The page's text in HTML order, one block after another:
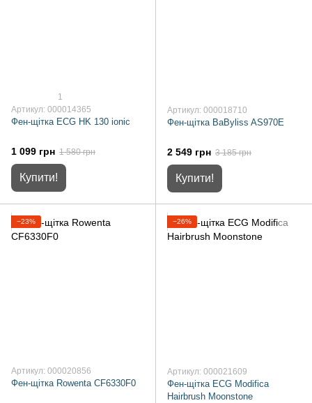
1
Артикул: 000014365
Фен-щітка ECG HK 130 ionic
1 099 грн 1 580 грн
Купити!
Артикул: 000018710
Фен-щітка BaByliss AS970E
2 549 грн 3 185 грн
Купити!
−23%
Артикул: 000020856
Фен-щітка Rowenta CF6330F0
−26%
Артикул: 000021609
Фен-щітка ECG Modifica
Hairbrush Moonstone